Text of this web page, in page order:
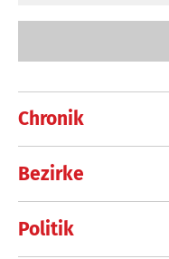
Chronik
Bezirke
Politik